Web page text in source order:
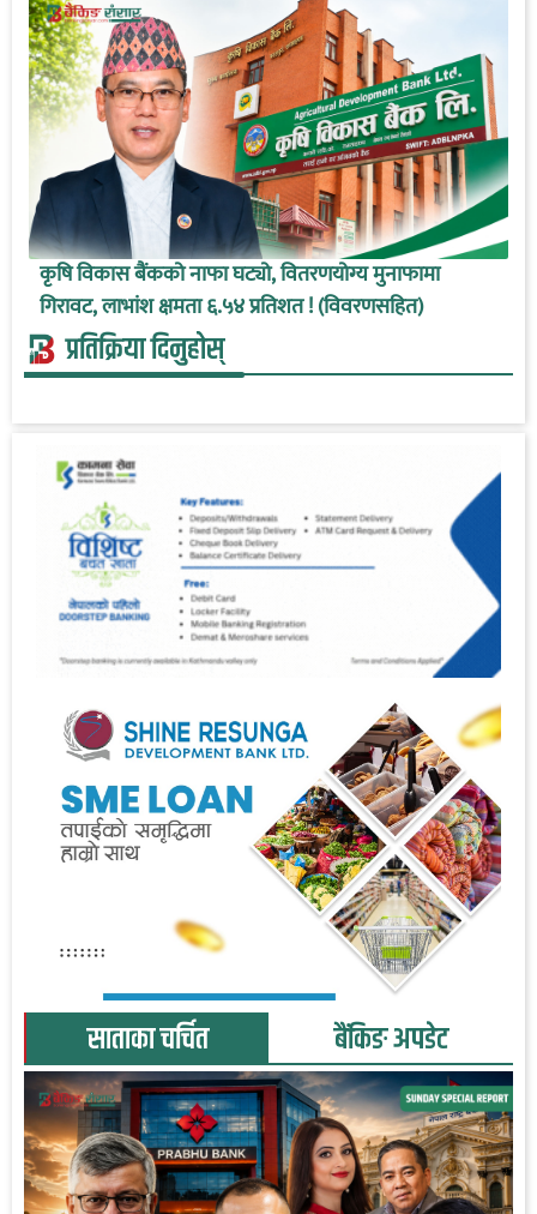
कृषि विकास बैंकको नाफा घट्यो, वितरणयोग्य मुनाफामा
गिरावट, लाभांश क्षमता ६.५४ प्रतिशत ! (विवरणसहित)
प्रतिक्रिया दिनुहोस्
साताका चर्चित बैंकिङ अपडेट